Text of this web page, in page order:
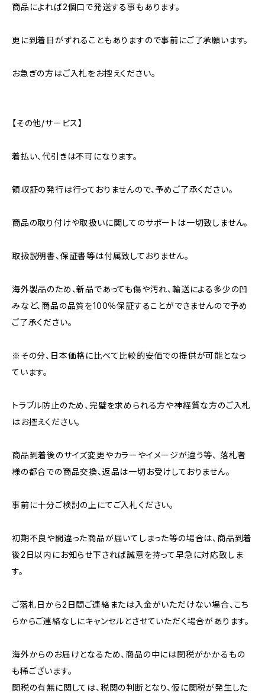
商品によれば2個口で発送する事もあります。
更に到着日がずれることもありますので事前にご了承願います。
お急ぎの方はご入札をお控えください。
【その他/サービス】
着払い、代引きは不可になります。
領収証の発行は行っておりませんので、予めご了承ください。
商品の取り付けや取扱いに関してのサポートは一切致しません。
取扱説明書、保証書等は付属致しておりません。
海外製品のため、新品であっても傷や汚れ、輸送による多少の凹
みなど、商品の品質を100％保証することができませんので予め
ご了承ください。
※その分、日本価格に比べて比較的安価での提供が可能となっ
ています。
トラブル防止のため、完璧を求められる方や神経質な方のご入札
はお控えください。
商品到着後のサイズ変更やカラーやイメージが違う等、 落札者
様の都合での商品交換、返品は一切お受けしておりません。
事前に十分ご検討の上にてご入札ください。
初期不良や間違った商品が届いてしまった等の場合は、商品到着
後2日以内にお知らせ下されば誠意を持って早急に対応致しま
す。
ご落札日から2日間ご連絡または入金がいただけない場合、こち
らからご連絡なしにキャンセルとさせていただく場合があります。
海外からのお届けとなるため、商品の中には関税がかかるもの
も稀ございます。
関税の有無に関しては、税関の判断となり、仮に関税が発生した